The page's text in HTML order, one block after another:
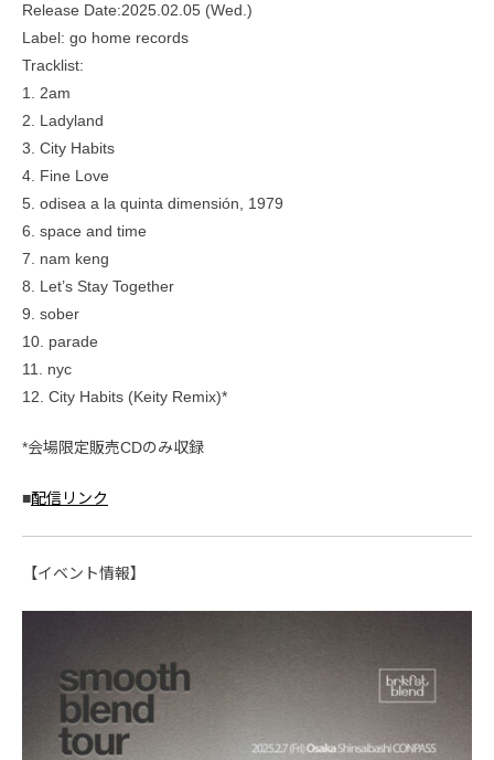
Release Date:2025.02.05 (Wed.)
Label: go home records
Tracklist:
1. 2am
2. Ladyland
3. City Habits
4. Fine Love
5. odisea a la quinta dimensión, 1979
6. space and time
7. nam keng
8. Let’s Stay Together
9. sober
10. parade
11. nyc
12. City Habits (Keity Remix)*
*会場限定販売CDのみ収録
■配信リンク
【イベント情報】